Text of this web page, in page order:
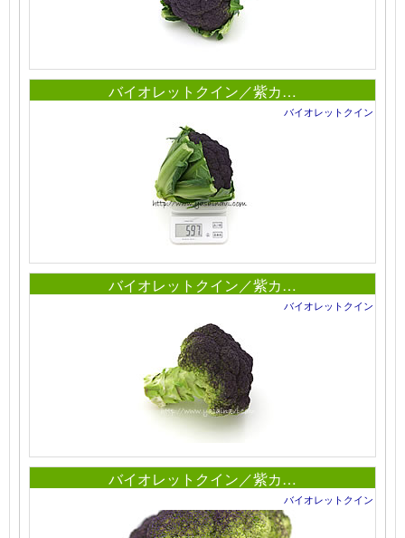
バイオレットクイン／紫カ…
バイオレットクイン
バイオレットクイン／紫カ…
バイオレットクイン
バイオレットクイン／紫カ…
バイオレットクイン